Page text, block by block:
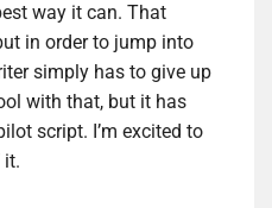
way it can. That
in order to jump into
simply has to give up
with that, but it has
script. I’m excited to
it.